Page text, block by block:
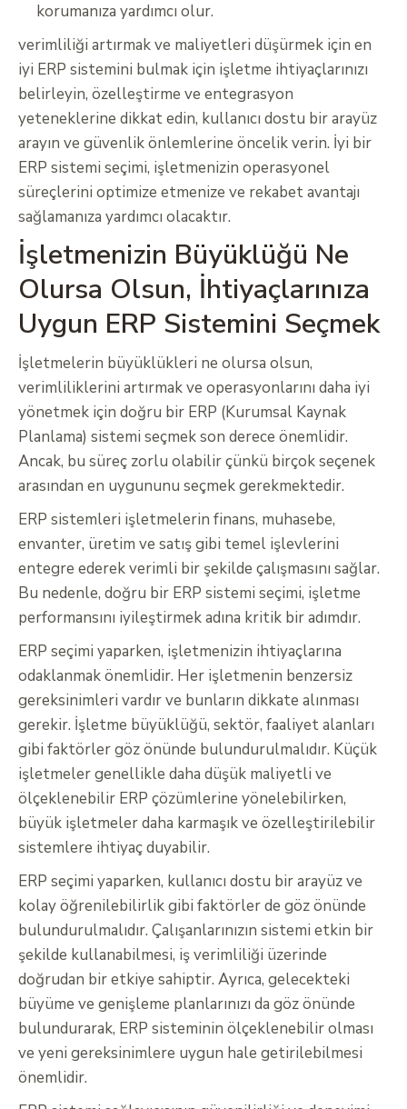
korumanıza yardımcı olur.
verimliliği artırmak ve maliyetleri düşürmek için en
iyi ERP sistemini bulmak için işletme ihtiyaçlarınızı
belirleyin, özelleştirme ve entegrasyon
yeteneklerine dikkat edin, kullanıcı dostu bir arayüz
arayın ve güvenlik önlemlerine öncelik verin. İyi bir
ERP sistemi seçimi, işletmenizin operasyonel
süreçlerini optimize etmenize ve rekabet avantajı
sağlamanıza yardımcı olacaktır.
İşletmenizin Büyüklüğü Ne
Olursa Olsun, İhtiyaçlarınıza
Uygun ERP Sistemini Seçmek
İşletmelerin büyüklükleri ne olursa olsun,
verimliliklerini artırmak ve operasyonlarını daha iyi
yönetmek için doğru bir ERP (Kurumsal Kaynak
Planlama) sistemi seçmek son derece önemlidir.
Ancak, bu süreç zorlu olabilir çünkü birçok seçenek
arasından en uygununu seçmek gerekmektedir.
ERP sistemleri işletmelerin finans, muhasebe,
envanter, üretim ve satış gibi temel işlevlerini
entegre ederek verimli bir şekilde çalışmasını sağlar.
Bu nedenle, doğru bir ERP sistemi seçimi, işletme
performansını iyileştirmek adına kritik bir adımdır.
ERP seçimi yaparken, işletmenizin ihtiyaçlarına
odaklanmak önemlidir. Her işletmenin benzersiz
gereksinimleri vardır ve bunların dikkate alınması
gerekir. İşletme büyüklüğü, sektör, faaliyet alanları
gibi faktörler göz önünde bulundurulmalıdır. Küçük
işletmeler genellikle daha düşük maliyetli ve
ölçeklenebilir ERP çözümlerine yönelebilirken,
büyük işletmeler daha karmaşık ve özelleştirilebilir
sistemlere ihtiyaç duyabilir.
ERP seçimi yaparken, kullanıcı dostu bir arayüz ve
kolay öğrenilebilirlik gibi faktörler de göz önünde
bulundurulmalıdır. Çalışanlarınızın sistemi etkin bir
şekilde kullanabilmesi, iş verimliliği üzerinde
doğrudan bir etkiye sahiptir. Ayrıca, gelecekteki
büyüme ve genişleme planlarınızı da göz önünde
bulundurarak, ERP sisteminin ölçeklenebilir olması
ve yeni gereksinimlere uygun hale getirilebilmesi
önemlidir.